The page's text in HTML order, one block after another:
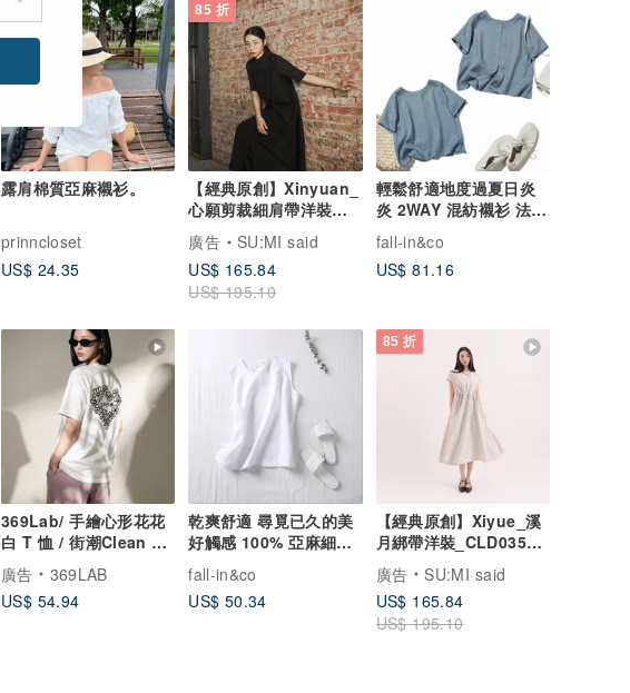
露肩棉質亞麻襯衫。
prinncloset
US$ 24.35
85 折
【經典原創】Xinyuan_
心願剪裁細肩帶洋裝
_CLD032_黑
廣告
SU:MI said
US$ 165.84
US$ 195.10
輕鬆舒適地度過夏日炎
炎 2WAY 混紡襯衫 法國
亞麻 100% 帶灰調的淺
藍色 260523-4
fall-in&co
US$ 81.16
369Lab/ 手繪心形花花
白 T 恤 / 街潮Clean Fit
合體版型/ 短袖
廣告
369LAB
US$ 54.94
乾爽舒適 尋覓已久的美
好觸感 100% 亞麻細肩
fall-in&co
US$ 50.34
85 折
【經典原創】Xiyue_溪
月綁帶洋裝_CLD035_
卡其
廣告
SU:MI said
US$ 165.84
US$ 195.10